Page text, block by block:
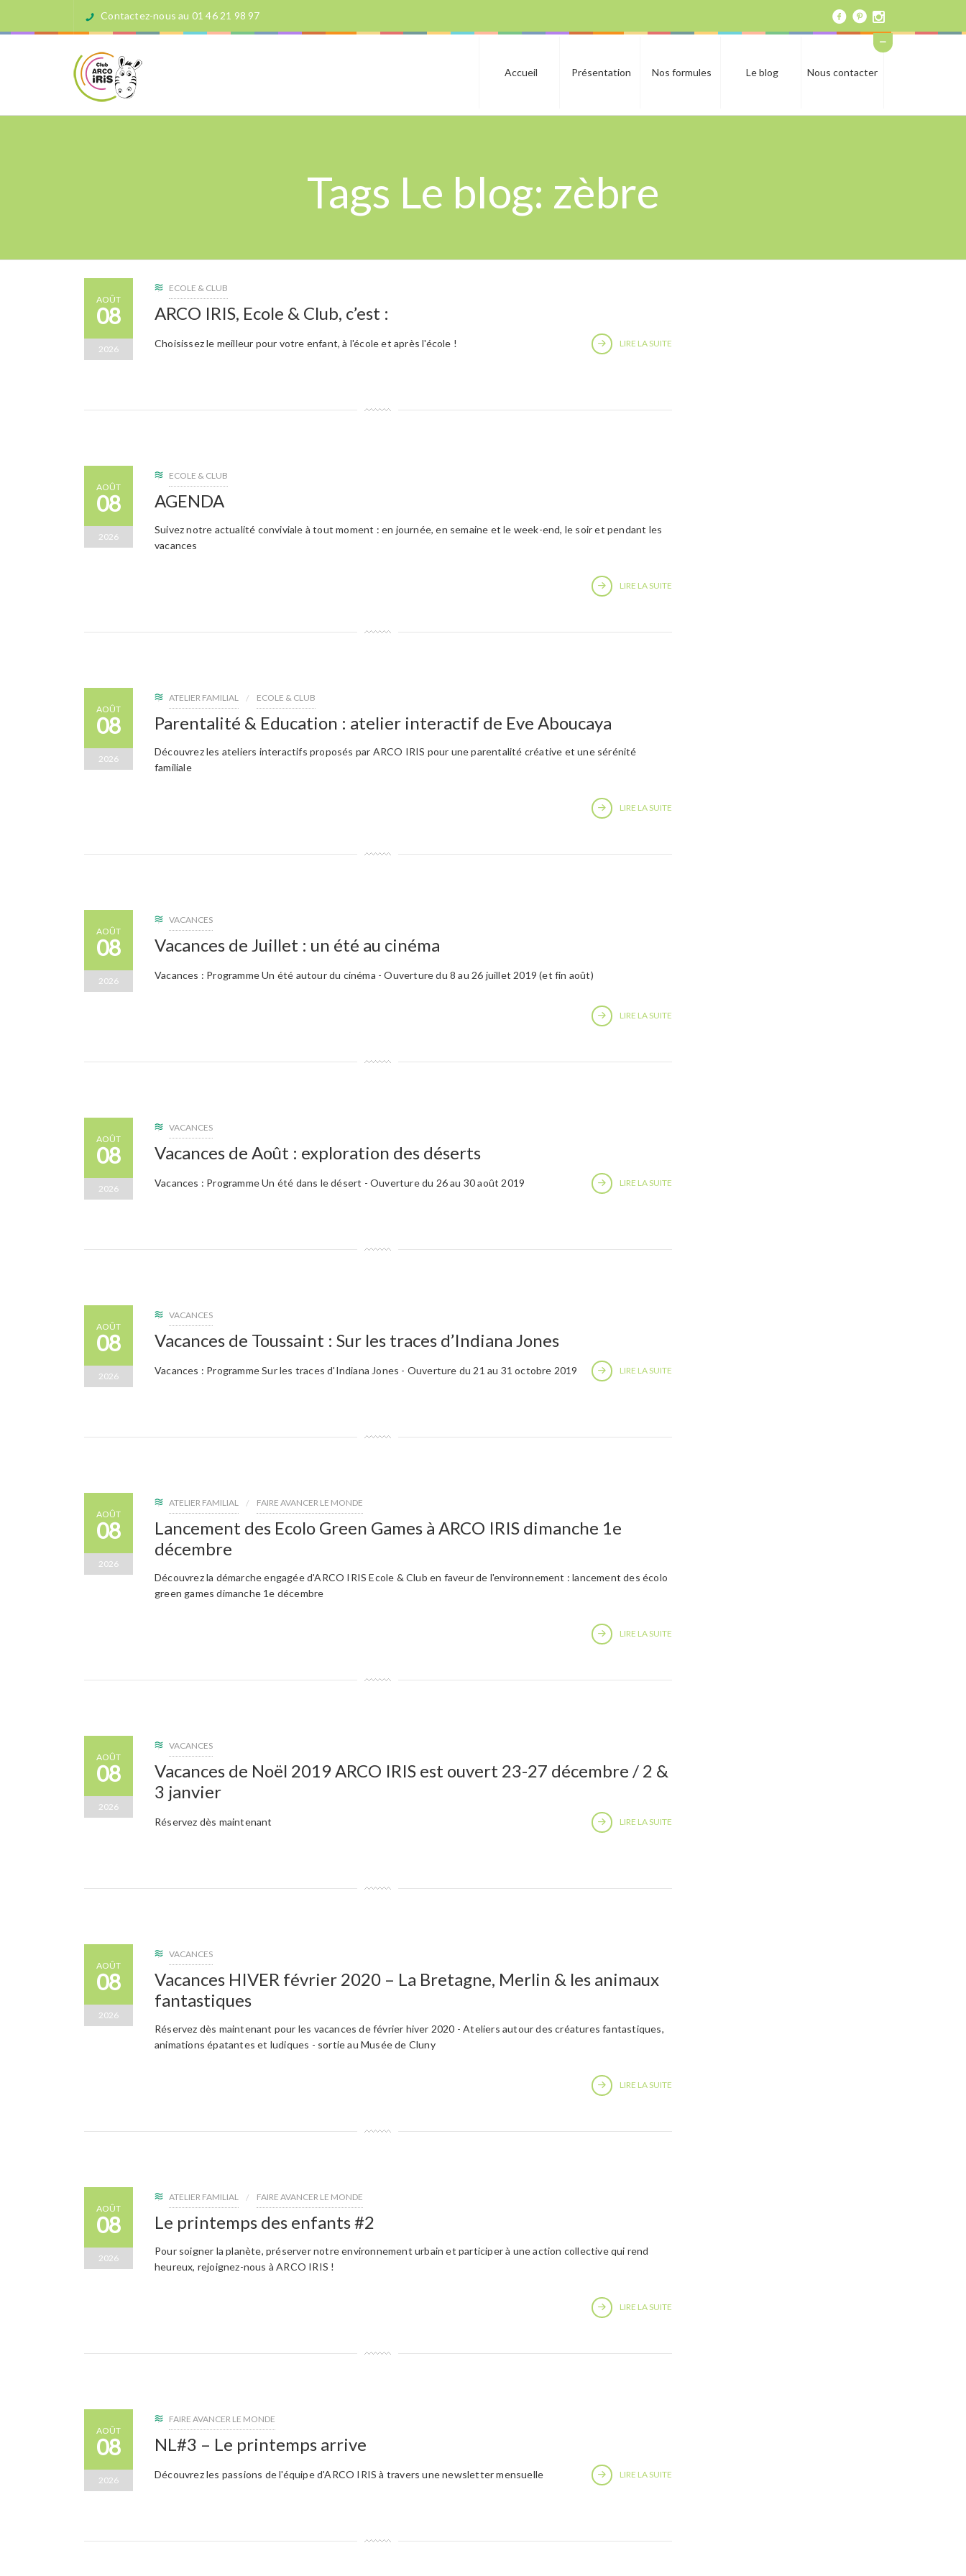
Contactez-nous au 01 46 21 98 97
Accueil Présentation Nos formules Le blog Nous contacter
Tags Le blog: zèbre
AOÛT
08
2026
ECOLE & CLUB
ARCO IRIS, Ecole & Club, c’est :
Choisissez le meilleur pour votre enfant, à l'école et après l'école ! LIRE LA SUITE
AOÛT
08
2026
ECOLE & CLUB
AGENDA
Suivez notre actualité conviviale à tout moment : en journée, en semaine et le week-end, le soir et pendant les
vacances
LIRE LA SUITE
AOÛT
08
2026
ATELIER FAMILIAL ECOLE & CLUB
Parentalité & Education : atelier interactif de Eve Aboucaya
Découvrez les ateliers interactifs proposés par ARCO IRIS pour une parentalité créative et une sérénité
familiale
LIRE LA SUITE
AOÛT
08
2026
VACANCES
Vacances de Juillet : un été au cinéma
Vacances : Programme Un été autour du cinéma - Ouverture du 8 au 26 juillet 2019 (et fin août)
LIRE LA SUITE
AOÛT
08
2026
VACANCES
Vacances de Août : exploration des déserts
Vacances : Programme Un été dans le désert - Ouverture du 26 au 30 août 2019 LIRE LA SUITE
AOÛT
08
2026
VACANCES
Vacances de Toussaint : Sur les traces d’Indiana Jones
Vacances : Programme Sur les traces d'Indiana Jones - Ouverture du 21 au 31 octobre 2019 LIRE LA SUITE
AOÛT
08
2026
ATELIER FAMILIAL FAIRE AVANCER LE MONDE
Lancement des Ecolo Green Games à ARCO IRIS dimanche 1e
décembre
Découvrez la démarche engagée d'ARCO IRIS Ecole & Club en faveur de l'environnement : lancement des écolo
green games dimanche 1e décembre
LIRE LA SUITE
AOÛT
08
2026
VACANCES
Vacances de Noël 2019 ARCO IRIS est ouvert 23-27 décembre / 2 &
3 janvier
Réservez dès maintenant LIRE LA SUITE
AOÛT
08
2026
VACANCES
Vacances HIVER février 2020 – La Bretagne, Merlin & les animaux
fantastiques
Réservez dès maintenant pour les vacances de février hiver 2020 - Ateliers autour des créatures fantastiques,
animations épatantes et ludiques - sortie au Musée de Cluny
LIRE LA SUITE
AOÛT
08
2026
ATELIER FAMILIAL FAIRE AVANCER LE MONDE
Le printemps des enfants #2
Pour soigner la planète, préserver notre environnement urbain et participer à une action collective qui rend
heureux, rejoignez-nous à ARCO IRIS !
LIRE LA SUITE
AOÛT
08
2026
FAIRE AVANCER LE MONDE
NL#3 – Le printemps arrive
Découvrez les passions de l'équipe d'ARCO IRIS à travers une newsletter mensuelle LIRE LA SUITE